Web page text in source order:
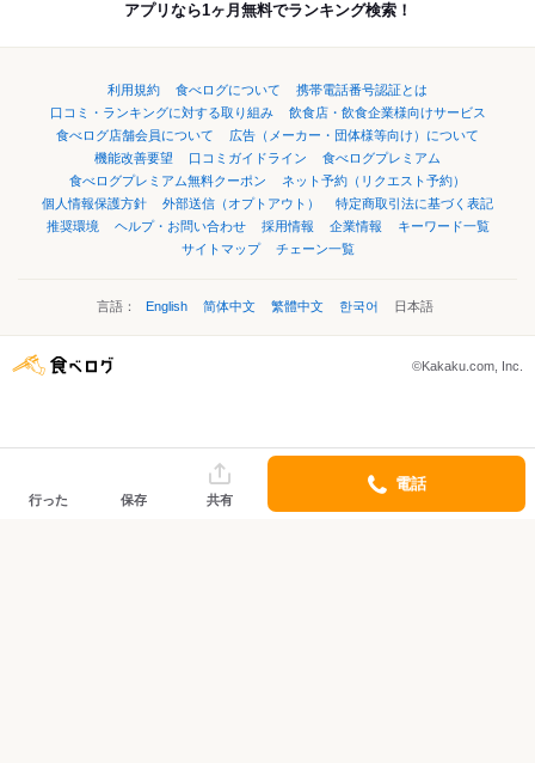
アプリなら1ヶ月無料でランキング検索！
利用規約 食べログについて
携帯電話番号認証とは
口コミ・ランキングに対する取り組み
飲食店・飲食企業様向けサービス
食べログ店舗会員について
広告（メーカー・団体様等向け）について
機能改善要望
口コミガイドライン
食べログプレミアム
食べログプレミアム無料クーポン
ネット予約（リクエスト予約）
個人情報保護方針
外部送信（オプトアウト）
特定商取引法に基づく表記
推奨環境
ヘルプ・お問い合わせ 採用情報 企業情報
キーワード一覧
サイトマップ
チェーン一覧
言語： English 简体中文 繁體中文 한국어 日本語
©Kakaku.com, Inc.
行った 保存 共有
電話